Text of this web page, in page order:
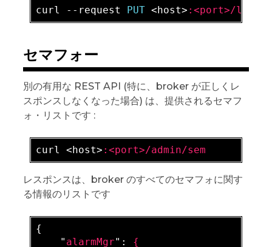
curl --request PUT <host> :<port>/log/
セマフォー
別の有用な REST API (特に、broker が正しくレ
スポンスしなくなった場合) は、提供されるセマフ
ォ・リストです :
curl <host> :<port>/admin/sem
レスポンスは、broker のすべてのセマフォに関す
る情報のリストです
{
    "
alarmMgr": {